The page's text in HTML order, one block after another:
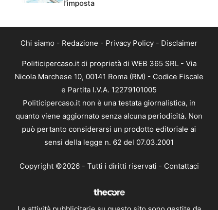
l’imposta
Chi siamo - Redazione - Privacy Policy - Disclaimer
Politicipercaso.it di proprietà di WEB 365 SRL - Via
Nicola Marchese 10, 00141 Roma (RM) - Codice Fiscale
e Partita I.V.A. 12279101005
Politicipercaso.it non è una testata giornalistica, in
quanto viene aggiornato senza alcuna periodicità. Non
può pertanto considerarsi un prodotto editoriale ai
sensi della legge n. 62 del 07.03.2001
Copyright ©2026 - Tutti i diritti riservati - Contattaci